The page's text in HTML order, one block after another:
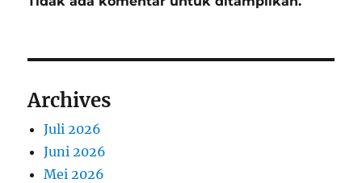
Archives
Juli 2026
Juni 2026
Mei 2026